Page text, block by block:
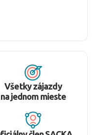
Všetky zájazdy
na jednom mieste